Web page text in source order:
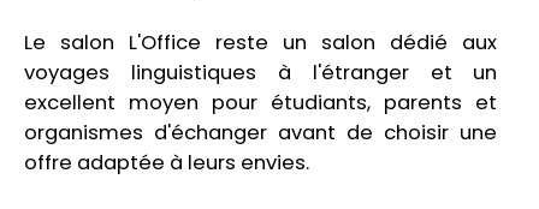
Le salon L'Office reste un salon dédié aux
voyages linguistiques à l'étranger et un
excellent moyen pour étudiants, parents et
organismes d'échanger avant de choisir une
offre adaptée à leurs envies.